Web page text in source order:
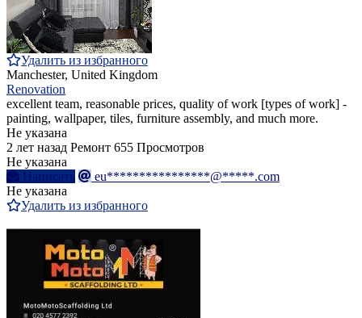
Удалить из избранного
Manchester, United Kingdom
Renovation
excellent team, reasonable prices, quality of work [types of work] -
painting, wallpaper, tiles, furniture assembly, and much more.
Не указана
2 лет назад Ремонт 655 Просмотров
Не указана
Написать
eu****************@*****.com
Не указана
Удалить из избранного